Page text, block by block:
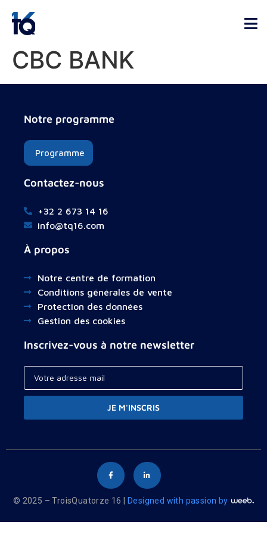
CBC BANK
Notre programme
Programme
Contactez-nous
+32 2 673 14 16
info@tq16.com
À propos
Notre centre de formation
Conditions générales de vente
Protection des données
Gestion des cookies
Inscrivez-vous à notre newsletter
JE M'INSCRIS
© 2025 – TroisQuatorze 16 | Designed with passion by